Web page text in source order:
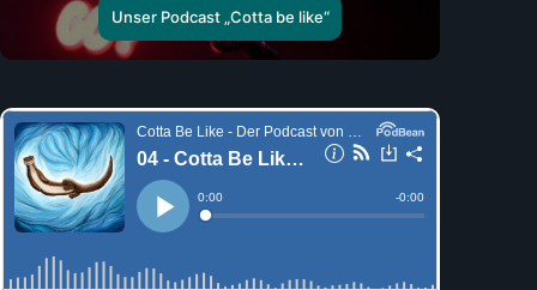
Unser Podcast „Cotta be like“